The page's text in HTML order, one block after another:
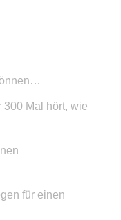
300 Mal hört, wie
für einen